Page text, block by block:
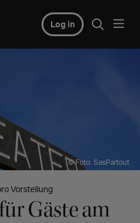
Log in
© Foto: SasPartout
Vorstellung
Gäste am